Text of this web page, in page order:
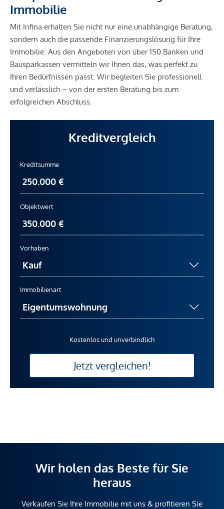
Immobilie
Mit Infina erhalten Sie nicht nur eine unabhängige Beratung,
sondern auch die passende Finanzierungslösung für Ihre
Immobilie. Aus den Angeboten von über 150 Banken und
Bausparkassen vermitteln wir Ihnen das, was perfekt zu
Ihren Bedürfnissen passt. Wir begleiten Sie professionell
und verlässlich – von der ersten Beratung bis zum
erfolgreichen Abschluss.
Kreditvergleich
Kreditsumme
Objektwert
Vorhaben
Immobilienart
Kostenlos und unverbindlich
Jetzt vergleichen!
Wir holen das Beste für Sie
heraus
Verkaufen Sie Ihre Immobilie mit uns & profitieren Sie